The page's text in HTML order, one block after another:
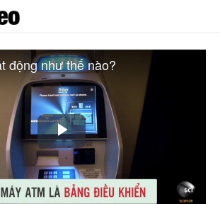
Play
Video
động như thế nào?